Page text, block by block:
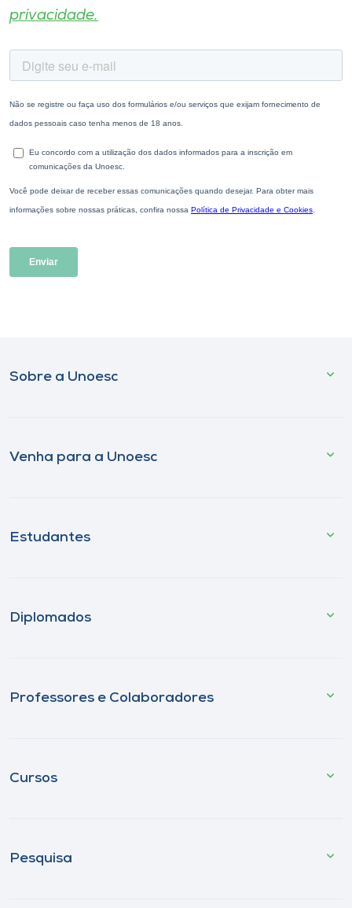
privacidade.
Sobre a Unoesc
Venha para a Unoesc
Estudantes
Diplomados
Professores e Colaboradores
Cursos
Pesquisa